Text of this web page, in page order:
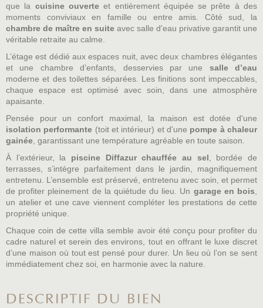
que la cuisine ouverteet entièrement équipée se prête à des
moments conviviaux en famille ou entre amis. Côté sud, la
chambre de maître en suite avec salle d'eau privative garantit une
véritable retraite au calme.
L’étage est dédié aux espaces nuit, avec deux chambres élégantes
et une chambre d’enfants, desservies par une salle d’eau
moderne et des toilettes séparées. Les finitions sont impeccables,
chaque espace est optimisé avec soin, dans une atmosphère
apaisante.
Pensée pour un confort maximal, la maison est dotée d'une
isolation performante (toit et intérieur) et d'une pompe à chaleur
gainée , garantissant une température agréable en toute saison.
À l’extérieur, la piscine Diffazur chauffée au sel , bordée de
terrasses, s’intègre parfaitement dans le jardin, magnifiquement
entretenu. L’ensemble est préservé, entretenu avec soin, et permet
de profiter pleinement de la quiétude du lieu. Un garage en bois
un atelier et une cave viennent compléter les prestations de cette
propriété unique.
Chaque coin de cette villa semble avoir été conçu pour profiter du
cadre naturel et serein des environs, tout en offrant le luxe discret
d’une maison où tout est pensé pour durer. Un lieu où l’on se sent
immédiatement chez soi, en harmonie avec la nature.
DESCRIPTIF DU BIEN